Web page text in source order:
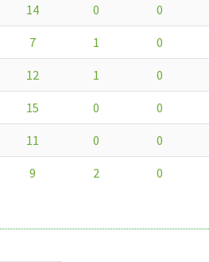
14 0 0
7 1 0
12 1 0
15 0 0
11 0 0
9 2 0